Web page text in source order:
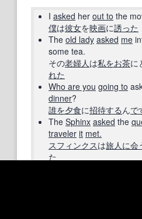
I asked her out to the
僕は彼女を映画に誘った
The old lady asked me
some tea.
その老婦人は私をお茶に
れた
Who are you going to
dinner?
誰を夕食に招待するんで
The Sphinx asked the
traveler it met.
スフィンクスは旅人に会
た